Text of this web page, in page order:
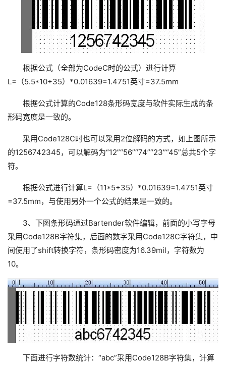
根据公式（全部为CodeC时的公式）进行计算
L=（5.5*10+35）*0.01639=1.4751英寸=37.5mm
根据公式计算的Code128条形码宽度与软件实际生成的条
形码宽度是一致的。
采用Code128C时也可以采用2位解码的方式，如上图所示
的1256742345，可以解码为“12”“56”“74”“23”“45”总共5个字
符。
根据公式进行计算L=（11*5+35）*0.01639=1.4751英寸
=37.5mm，与使用另外一个公式的结果是一致的。
3、下图条形码通过Bartender软件编辑，前面的小写字母
采用Code128B字符集，后面的数字采用Code128C字符集，中
间使用了shift转换字符，条形码密度为16.39mil，字符数为
10。
下面进行字符数统计：“abc”采用Code128B字符集，计算